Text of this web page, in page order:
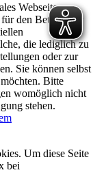
Webseiten-
den Betrieb der
die lediglich zu
oder zur
Sie können selbst
Bitte
womöglich nicht
stehen.
Um diese Seite
bei